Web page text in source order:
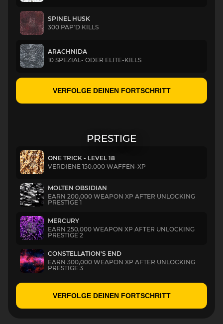
SPINEL HUSK
300 PAP'D KILLS
ARACHNIDA
10 SPEZIAL- ODER ELITE-KILLS
VERFOLGE DEINEN FORTSCHRITT
PRESTIGE
ONE TRICK - LEVEL 18
VERDIENE 150.000 WAFFEN-XP
MOLTEN OBSIDIAN
EARN 200,000 WEAPON XP AFTER UNLOCKING
PRESTIGE 1
MERCURY
EARN 250,000 WEAPON XP AFTER UNLOCKING
PRESTIGE 2
CONSTELLATION'S END
EARN 300,000 WEAPON XP AFTER UNLOCKING
PRESTIGE 3
VERFOLGE DEINEN FORTSCHRITT